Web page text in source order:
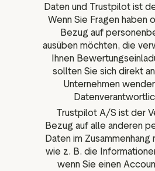
Daten und Trustpilot ist
Wenn Sie Fragen haben
Bezug auf
ausüben möchten, die
Ihnen
sollten Sie sich direkt
Unternehmen
Trustpilot A/S ist der
Bezug auf alle anderen
Daten im
wie z. B. die
wenn Sie einen